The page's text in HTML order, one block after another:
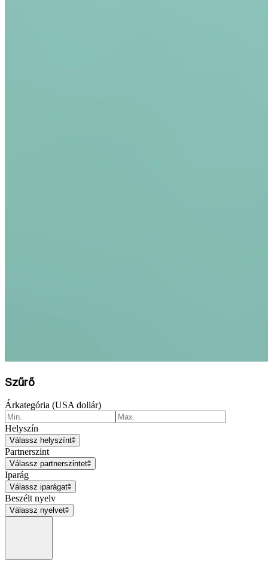
Szűrő
Árkategória (USA dollár)
Helyszín
Válassz helyszínt
Partnerszint
Válassz partnerszintet
Iparág
Válassz iparágat
Beszélt nyelv
Válassz nyelvet